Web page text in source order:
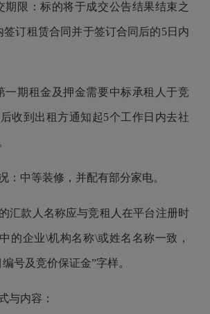
期限：标的将于成交公告结果结束之
签订租赁合同并于签订合同后的5日内
一期租金及押金需要中标承租人于竞
收到出租方通知起5个工作日内去社
：中等装修，并配有部分家电。
汇款人名称应与竞租人在平台注册时
的企业\机构名称\或姓名名称一致，
号及竞价保证金”字样。
与内容：